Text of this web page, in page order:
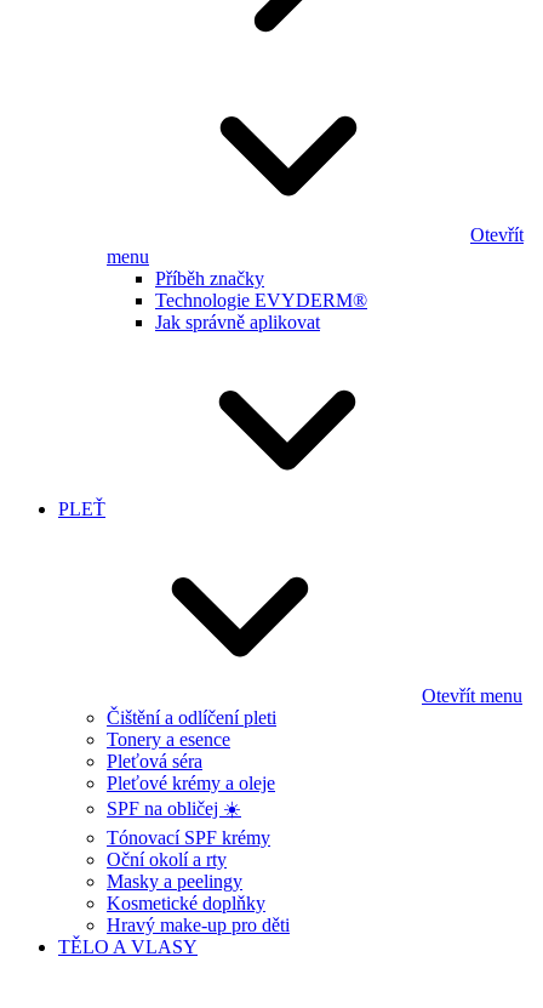
Otevřít
menu
Příběh značky
Technologie EVYDERM®
Jak správně aplikovat
PLEŤ
Otevřít menu
Čištění a odlíčení pleti
Tonery a esence
Pleťová séra
Pleťové krémy a oleje
SPF na obličej ☀️
Tónovací SPF krémy
Oční okolí a rty
Masky a peelingy
Kosmetické doplňky
Hravý make-up pro děti
TĚLO A VLASY